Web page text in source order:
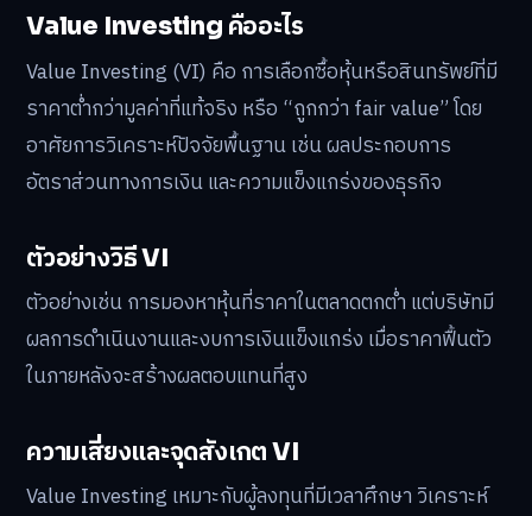
Value Investing คืออะไร
Value Investing (VI) คือ การเลือกซื้อหุ้นหรือสินทรัพย์ที่มี
ราคาต่ำกว่ามูลค่าที่แท้จริง หรือ “ถูกกว่า fair value” โดย
อาศัยการวิเคราะห์ปัจจัยพื้นฐาน เช่น ผลประกอบการ
อัตราส่วนทางการเงิน และความแข็งแกร่งของธุรกิจ
ตัวอย่างวิธี VI
ตัวอย่างเช่น การมองหาหุ้นที่ราคาในตลาดตกต่ำ แต่บริษัทมี
ผลการดำเนินงานและงบการเงินแข็งแกร่ง เมื่อราคาฟื้นตัว
ในภายหลังจะสร้างผลตอบแทนที่สูง
ความเสี่ยงและจุดสังเกต VI
Value Investing เหมาะกับผู้ลงทุนที่มีเวลาศึกษา วิเคราะห์